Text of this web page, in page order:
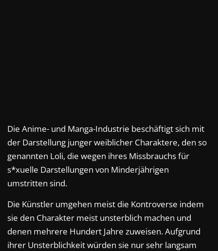
Die Anime- und Manga-Industrie beschäftigt sich mit
der Darstellung junger weiblicher Charaktere, den so
genannten Loli, die wegen ihres Missbrauchs für
s*xuelle Darstellungen von Minderjährigen
umstritten sind.
Die Künstler umgehen meist die Kontroverse indem
sie den Charakter meist unsterblich machen und
denen mehrere Hundert Jahre zuweisen. Aufgrund
ihrer Unsterblichkeit würden sie nur sehr langsam